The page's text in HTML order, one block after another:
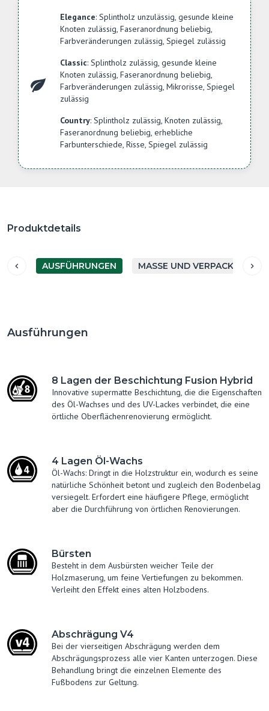
Elegance: Splintholz unzulässig, gesunde kleine
Knoten zulässig, Faseranordnung beliebig,
Farbveränderungen zulässig, Spiegel zulässig
Classic: Splintholz zulässig, gesunde kleine
Knoten zulässig, Faseranordnung beliebig,
Farbveränderungen zulässig, Mikrorisse, Spiegel
zulässig
Country: Splintholz zulässig, Knoten zulässig,
Faseranordnung beliebig, erhebliche
Farbunterschiede, Risse, Spiegel zulässig
Produktdetails
AUSFÜHRUNGEN MASSE UND VERPACKUNG
Ausführungen
8 Lagen der Beschichtung Fusion Hybrid
Innovative supermatte Beschichtung, die die Eigenschaften
des Öl-Wachses und des UV-Lackes verbindet, die eine
örtliche Oberflächenrenovierung ermöglicht.
4 Lagen Öl-Wachs
Öl-Wachs: Dringt in die Holzstruktur ein, wodurch es seine
natürliche Schönheit betont und zugleich den Bodenbelag
versiegelt. Erfordert eine häufigere Pflege, ermöglicht
aber die Durchführung von örtlichen Renovierungen.
Bürsten
Besteht in dem Ausbürsten weicher Teile der
Holzmaserung, um feine Vertiefungen zu bekommen.
Verleiht den Effekt eines alten Holzbodens.
Abschrägung V4
Bei der vierseitigen Abschrägung werden dem
Abschrägungsprozess alle vier Kanten unterzogen. Diese
Behandlung bringt die einzelnen Elemente des
Fußbodens zur Geltung.